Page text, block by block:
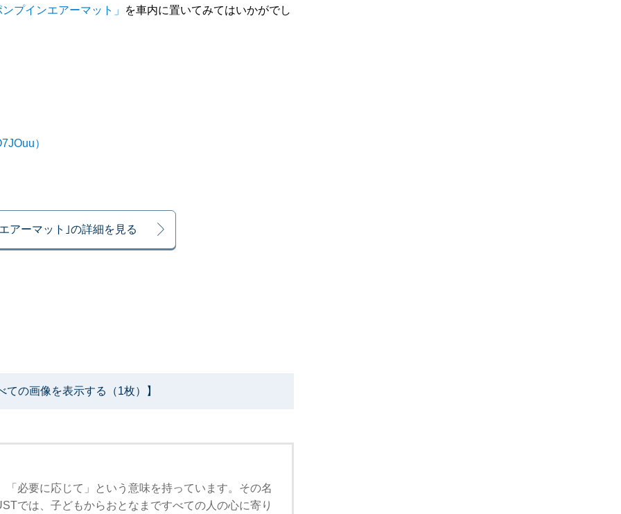
プインエアーマット」 を車内に置いてみてはいかがでし
）
アーマット｣の詳細を見る
ての画像を表示する（1枚）】
「必要に応じて」という意味を持っています。その名
では、子どもからおとなまですべての人の心に寄り